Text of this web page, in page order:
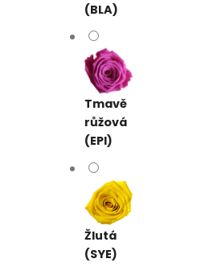
(BLA)
Tmavě
růžová
(EPI)
Žlutá
(SYE)